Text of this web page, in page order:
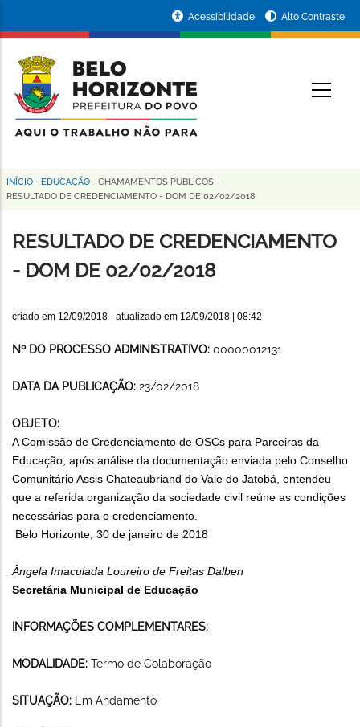
conteúdo
principal
da
Prefeitura
de
Horizonte
Acessibilidade Alto Contraste
Trilha
navegação
INÍCIO - EDUCAÇÃO - CHAMAMENTOS PUBLICOS -
RESULTADO DE CREDENCIAMENTO - DOM DE 02/02/2018
RESULTADO DE CREDENCIAMENTO
- DOM DE 02/02/2018
criado em 12/09/2018 - atualizado em 12/09/2018 | 08:42
Nº DO PROCESSO ADMINISTRATIVO: 00000012131
DATA DA PUBLICAÇÃO: 23/02/2018
OBJETO:
A Comissão de Credenciamento de OSCs para Parceiras da
Educação, após análise da documentação enviada pelo Conselho
Comunitário Assis Chateaubriand do Vale do Jatobá, entendeu
que a referida organização da sociedade civil reúne as condições
necessárias para o credenciamento.
Belo Horizonte, 30 de janeiro de 2018
Ângela Imaculada Loureiro de Freitas Dalben
Secretária Municipal de Educação
INFORMAÇÕES COMPLEMENTARES:
MODALIDADE: Termo de Colaboração
SITUAÇÃO: Em Andamento